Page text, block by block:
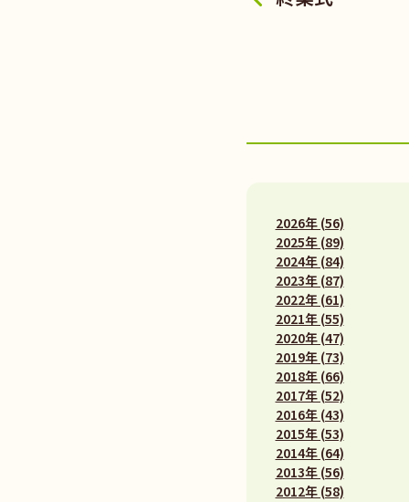
2026年 (56)
2025年 (89)
2024年 (84)
2023年 (87)
2022年 (61)
2021年 (55)
2020年 (47)
2019年 (73)
2018年 (66)
2017年 (52)
2016年 (43)
2015年 (53)
2014年 (64)
2013年 (56)
2012年 (58)